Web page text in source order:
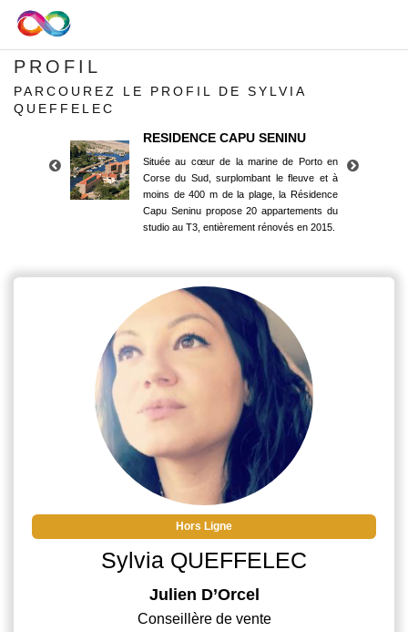
PROFIL
PARCOUREZ LE PROFIL DE SYLVIA
QUEFFELEC
RESIDENCE CAPU SENINU
Située au cœur de la marine de Porto en
Corse du Sud, surplombant le fleuve et à
moins de 400 m de la plage, la Résidence
Capu Seninu propose 20 appartements du
studio au T3, entièrement rénovés en 2015.
Corse du Sud, surplombant le fleuve et à
moins de 400 m de la plage, la Résidence
Capu Seninu propose 20 appartements du
studio au T3, entièrement rénovés en 2015.
Hors Ligne
Sylvia QUEFFELEC
Julien D’Orcel
Conseillère de vente